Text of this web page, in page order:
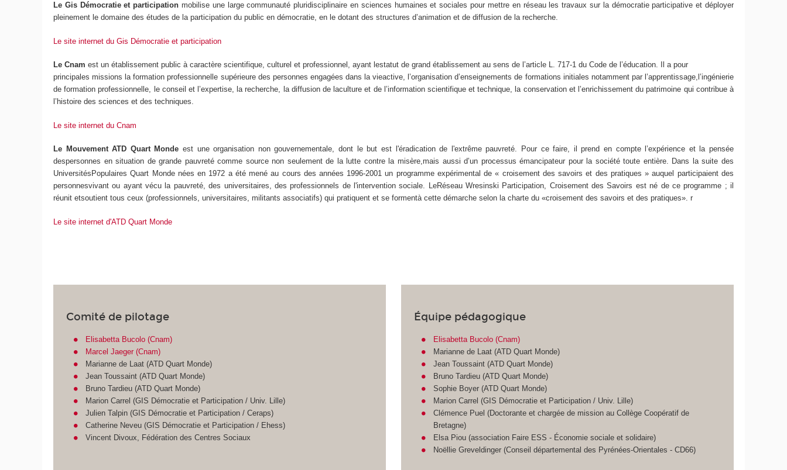
Le Gis Démocratie et participation mobilise une large communauté pluridisciplinaire en sciences humaines et sociales pour mettre en réseau les travaux sur la démocratie participative et déployer
pleinement le domaine des études de la participation du public en démocratie, en le dotant des structures d’animation et de diffusion de la recherche.
Le site internet du Gis Démocratie et participation
Le Cnam est un établissement public à caractère scientifique, culturel et professionnel, ayant lestatut de grand établissement au sens de l’article L. 717-1 du Code de l’éducation. Il a pour
principales missions la formation professionnelle supérieure des personnes engagées dans la vieactive, l’organisation d’enseignements de formations initiales notamment par l’apprentissage,l’ingénierie
de formation professionnelle, le conseil et l’expertise, la recherche, la diffusion de laculture et de l’information scientifique et technique, la conservation et l’enrichissement du patrimoine qui contribue à
l’histoire des sciences et des techniques.
Le site internet du Cnam
Le Mouvement ATD Quart Monde est une organisation non gouvernementale, dont le but est l'éradication de l'extrême pauvreté. Pour ce faire, il prend en compte l’expérience et la pensée
despersonnes en situation de grande pauvreté comme source non seulement de la lutte contre la misère,mais aussi d’un processus émancipateur pour la société toute entière. Dans la suite des
UniversitésPopulaires Quart Monde nées en 1972 a été mené au cours des années 1996-2001 un programme expérimental de « croisement des savoirs et des pratiques » auquel participaient des
personnesvivant ou ayant vécu la pauvreté, des universitaires, des professionnels de l'intervention sociale. LeRéseau Wresinski Participation, Croisement des Savoirs est né de ce programme ; il
réunit etsoutient tous ceux (professionnels, universitaires, militants associatifs) qui pratiquent et se formentà cette démarche selon la charte du «croisement des savoirs et des pratiques». r
Le site internet d'ATD Quart Monde
Comité de pilotage
Elisabetta Bucolo (Cnam)
Marcel Jaeger (Cnam)
Marianne de Laat (ATD Quart Monde)
Jean Toussaint (ATD Quart Monde)
Bruno Tardieu (ATD Quart Monde)
Marion Carrel (GIS Démocratie et Participation / Univ. Lille)
Julien Talpin (GIS Démocratie et Participation / Ceraps)
Catherine Neveu (GIS Démocratie et Participation / Ehess)
Vincent Divoux, Fédération des Centres Sociaux
Équipe pédagogique
Elisabetta Bucolo (Cnam)
Marianne de Laat (ATD Quart Monde)
Jean Toussaint (ATD Quart Monde)
Bruno Tardieu (ATD Quart Monde)
Sophie Boyer (ATD Quart Monde)
Marion Carrel (GIS Démocratie et Participation / Univ. Lille)
Clémence Puel (Doctorante et chargée de mission au Collège Coopératif de
Bretagne)
Elsa Piou (association Faire ESS - Économie sociale et solidaire)
Noëllie Greveldinger (Conseil départemental des Pyrénées-Orientales - CD66)